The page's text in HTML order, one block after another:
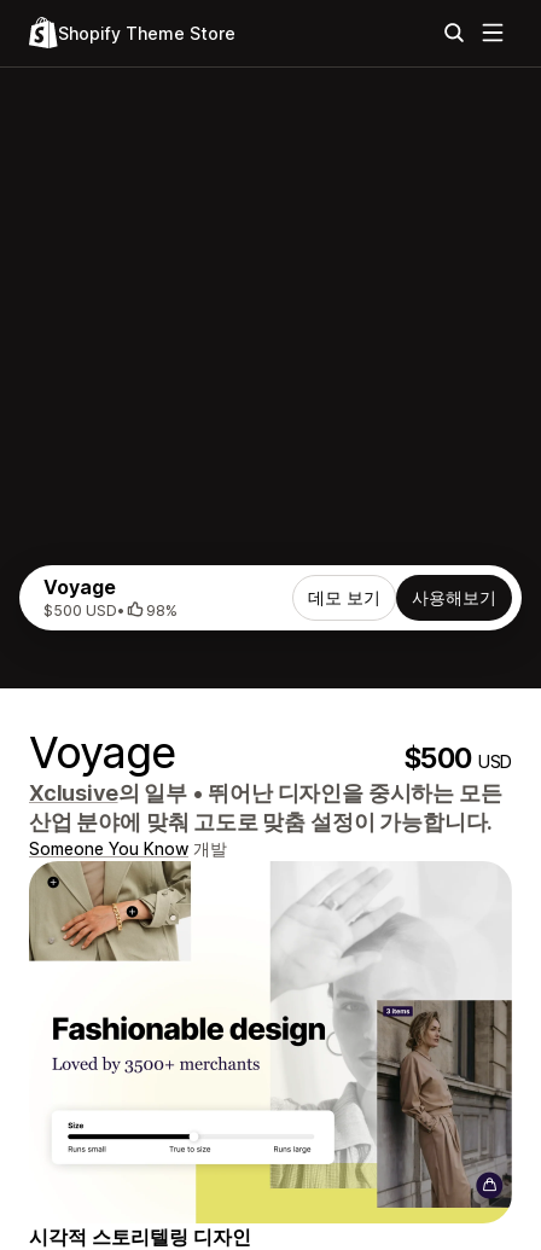
Shopify Theme Store
Voyage
$500 USD• 98%
데모 보기 사용해보기
Voyage $500USD
Xclusive의 일부 • 뛰어난 디자인을 중시하는 모든
산업 분야에 맞춰 고도로 맞춤 설정이 가능합니다.
Someone You Know 개발
시각적 스토리텔링 디자인